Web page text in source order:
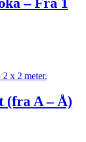
(fra A – Å)